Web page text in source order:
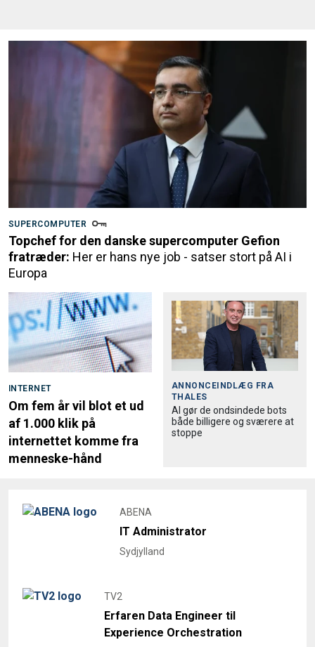
SUPERCOMPUTER
Topchef for den danske supercomputer Gefion
fratræder: Her er hans nye job - satser stort på AI i
Europa
INTERNET
Om fem år vil blot et ud
af 1.000 klik på
internettet komme fra
menneske-hånd
ANNONCEINDLÆG FRA
THALES
AI gør de ondsindede bots
både billigere og sværere at
stoppe
ABENA
IT Administrator
Sydjylland
TV2
Erfaren Data Engineer til
Experience Orchestration